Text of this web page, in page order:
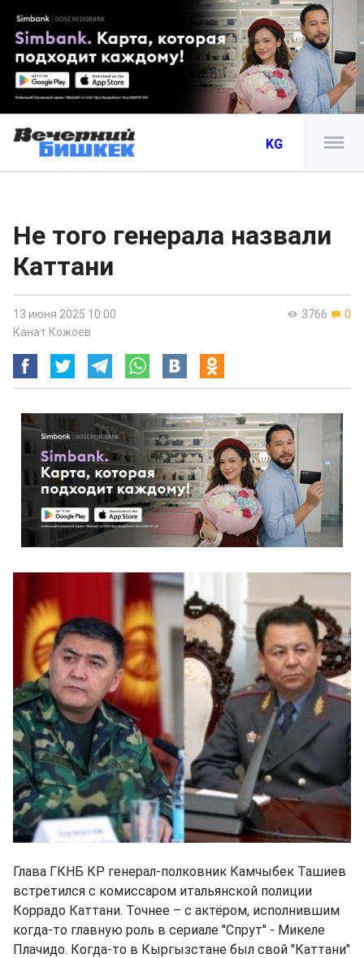
KG
Не того генерала назвали
Каттани
3766 0
13 июня 2025 10:00
Канат Кожоев
Глава ГКНБ КР генерал-полковник Камчыбек Ташиев
встретился с комиссаром итальянской полиции
Коррадо Каттани. Точнее – с актёром, исполнившим
когда-то главную роль в сериале "Спрут" - Микеле
Плачидо. Когда-то в Кыргызстане был свой "Каттани"